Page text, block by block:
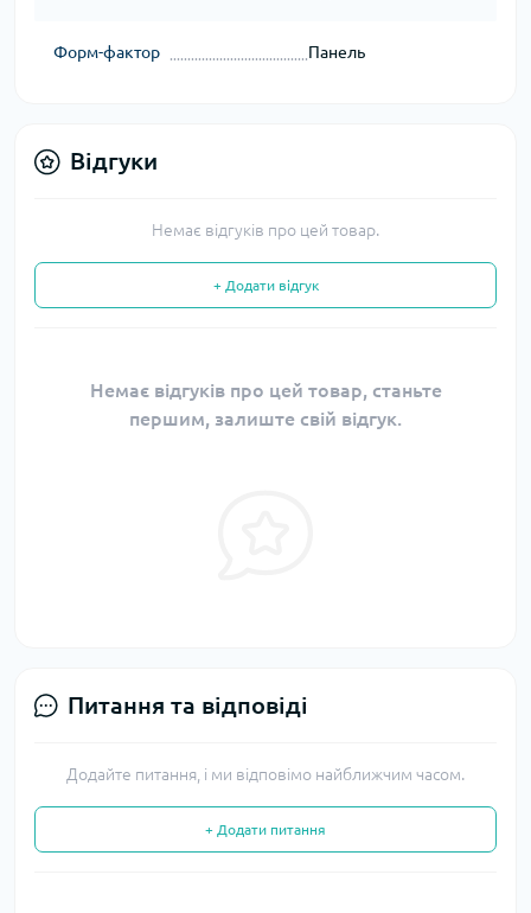
Форм-фактор Панель
Відгуки
Немає відгуків про цей товар.
+ Додати відгук
Немає відгуків про цей товар, станьте
першим, залиште свій відгук.
Питання та відповіді
Додайте питання, і ми відповімо найближчим часом.
+ Додати питання